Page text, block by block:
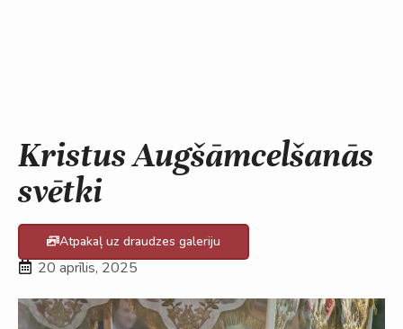
Kristus Augšāmcelšanās
svētki
Atpakaļ uz draudzes galeriju
20 aprīlis, 2025